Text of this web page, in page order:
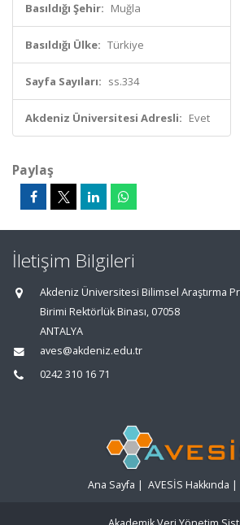
Basıldığı Şehir: Muğla
Basıldığı Ülke: Türkiye
Sayfa Sayıları: ss.334
Akdeniz Üniversitesi Adresli: Evet
Paylaş
İletişim Bilgileri
Akdeniz Üniversitesi Bilimsel Araştırma
Birimi Rektörlük Binası, 07058
ANTALYA
aves@akdeniz.edu.tr
0242 310 16 71
Ana Sayfa | AVESİS Hakkında |